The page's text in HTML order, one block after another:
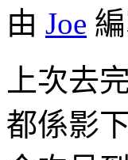
由 Joe
上次去
都係影